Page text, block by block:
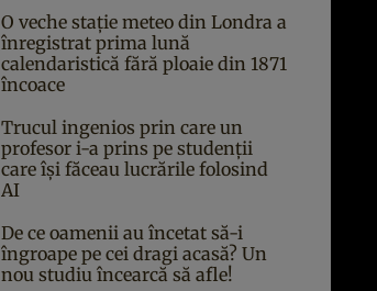
O veche stație meteo din Londra a
înregistrat prima lună
calendaristică fără ploaie din 1871
încoace
Trucul ingenios prin care un
profesor i-a prins pe studenții
care își făceau lucrările folosind
AI
De ce oamenii au încetat să-i
îngroape pe cei dragi acasă? Un
nou studiu încearcă să afle!